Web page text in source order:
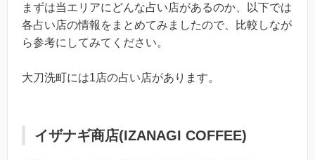
まずは当エリアにどんな占い店があるのか、以下では
各占い店の情報をまとめてみましたので、比較しなが
ら参考にしてみてください。
大刀洗町には1店の占い店があります。
イザナギ商店(IZANAGI COFFEE)